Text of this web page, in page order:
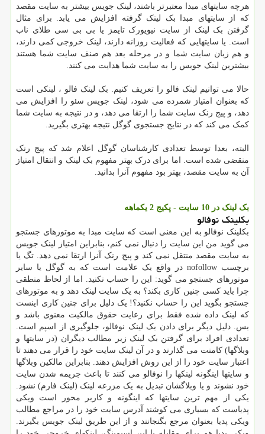
هرچه سایتهای مبدا معتبرتر باشند، لینک جویس بیشتر به سایت مقصد
که از سایتهای مبدا بک لینک گرفته افزایش می یابد. برای مثال
گرفتن بک لینک از سایت نیویورک تایمز یا بی بی سی طلای ناب
است. یا سایتهایی که فعالیت روزانه دارند، لینک خروجی کمی دارند،
و هم زبان سایت شما و در مرحله بعد هم صنف سایت شما هستند
بیشترین لینک جویس را به سایت شما هدایت می کنند.
حالا می توانیم لینک فالو را تعریف کنیم. بک لینک فالو ، لینکی است
که بعنوان امتیاز شمرده می شود، لینک جویس سئو را افزایش می
دهد، و پیج رنک سایت شما را ارتقا می دهد، و در نتیجه به سایت شما
کمک می کند که در نتایج جستجوی گوگل نتیجه بهتری بگیرید.
البته، بعدا توسط تعدادی کارشناسان گوگل اعلام شد که پیج رنک
منقضی شده است. اما برای درک بهتر مفهوم بک لینک و انتقال امتیاز
آن به سایت مقصد، بهتر بود مفهوم آنرا بدانید.
بک لینک در 10 سایت - پکیج 2 یكماهه
بکلینک نوفالو
بکلینک نوفالو به این معنی است که سایت مبدا به موتورهای جستجو
می گوید من این سایت را دنبال نمی کنم، بنابراین امتیاز لینک جویس
به سایت مقصد منتقل نمی کند و پیج رنک آنرا ارتقا نمی دهد. تگ یا
برچسب nofollow در واقع یک علامت است که به گوگل یا سایر
موتورهای جستجو می گوید: این را حساب نکنید. اما از لحاظ منطقی
چرا باید کسی چنین کاری بکند؟ به یک سایت لینک دهد و به موتورهای
جستجو بگوید این را حساب نکنید؟! یک دلیل برای چنین کاری اینست
که لینک داده شده فقط برای رعایت حقوق مالکیت معنوی باشد و
بس. دلیل دیگر برای دادن بک لینک نوفالو، جلوگیری از اسپم است.
تعدادی افراد برای گرفتن بک لینک زیر مطالب دیگران (در سایتها و
وبلاگها) کامنت می گذارند و در آن لینک سایت خود را قرار می دهند تا
اعتبار سایت خود را از این روش افزایش دهند. بنابراین مالکین وبلاگها
و سایتها اینگونه لینکها را نوفالو می کنند تا باعث جریمه شدن سایت
خود نشوند و یا وبلاگشان تبدیل به یک مزرعه لینک (لینک فارم) نشود.
یکی از مهم ترین سایتها که اینگونه و کاربر محور است ویکی
پدیاست که بسیاری می کوشند آدرس سایت خود را در مراجع مطالب
ویکی پدیا بعنوان مرجع بگنجانند و از این طریق لینک جویس بگیرند.